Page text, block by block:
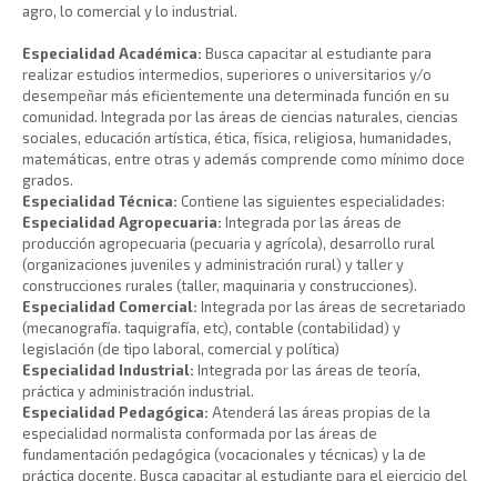
agro, lo comercial y lo industrial.
Especialidad Académica: Busca capacitar al estudiante para
realizar estudios intermedios, superiores o universitarios y/o
desempeñar más eficientemente una determinada función en su
comunidad. Integrada por las áreas de ciencias naturales, ciencias
sociales, educación artística, ética, física, religiosa, humanidades,
matemáticas, entre otras y además comprende como mínimo doce
grados.
Especialidad Técnica: Contiene las siguientes especialidades:
Especialidad Agropecuaria: Integrada por las áreas de
producción agropecuaria (pecuaria y agrícola), desarrollo rural
(organizaciones juveniles y administración rural) y taller y
construcciones rurales (taller, maquinaria y construcciones).
Especialidad Comercial: Integrada por las áreas de secretariado
(mecanografía. taquigrafía, etc), contable (contabilidad) y
legislación (de tipo laboral, comercial y política)
Especialidad Industrial: Integrada por las áreas de teoría,
práctica y administración industrial.
Especialidad Pedagógica: Atenderá las áreas propias de la
especialidad normalista conformada por las áreas de
fundamentación pedagógica (vocacionales y técnicas) y la de
práctica docente. Busca capacitar al estudiante para el ejercicio del